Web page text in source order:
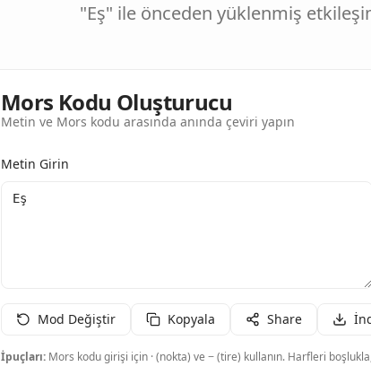
"Eş" ile önceden yüklenmiş
Mors Kodu Oluşturucu
Metin ve Mors kodu arasında anında çeviri yapın
Metin Girin
Mod Değiştir Kopyala Share
İpuçları: Mors kodu girişi için · (nokta) ve − (tire) kullanın. Harfleri